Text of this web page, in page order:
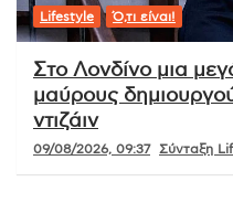
Lifestyle Ό,τι είναι!
Στο Λονδίνο μια
μαύρους
ντιζάιν
09/08/2026, 09:37 Σύνταξη